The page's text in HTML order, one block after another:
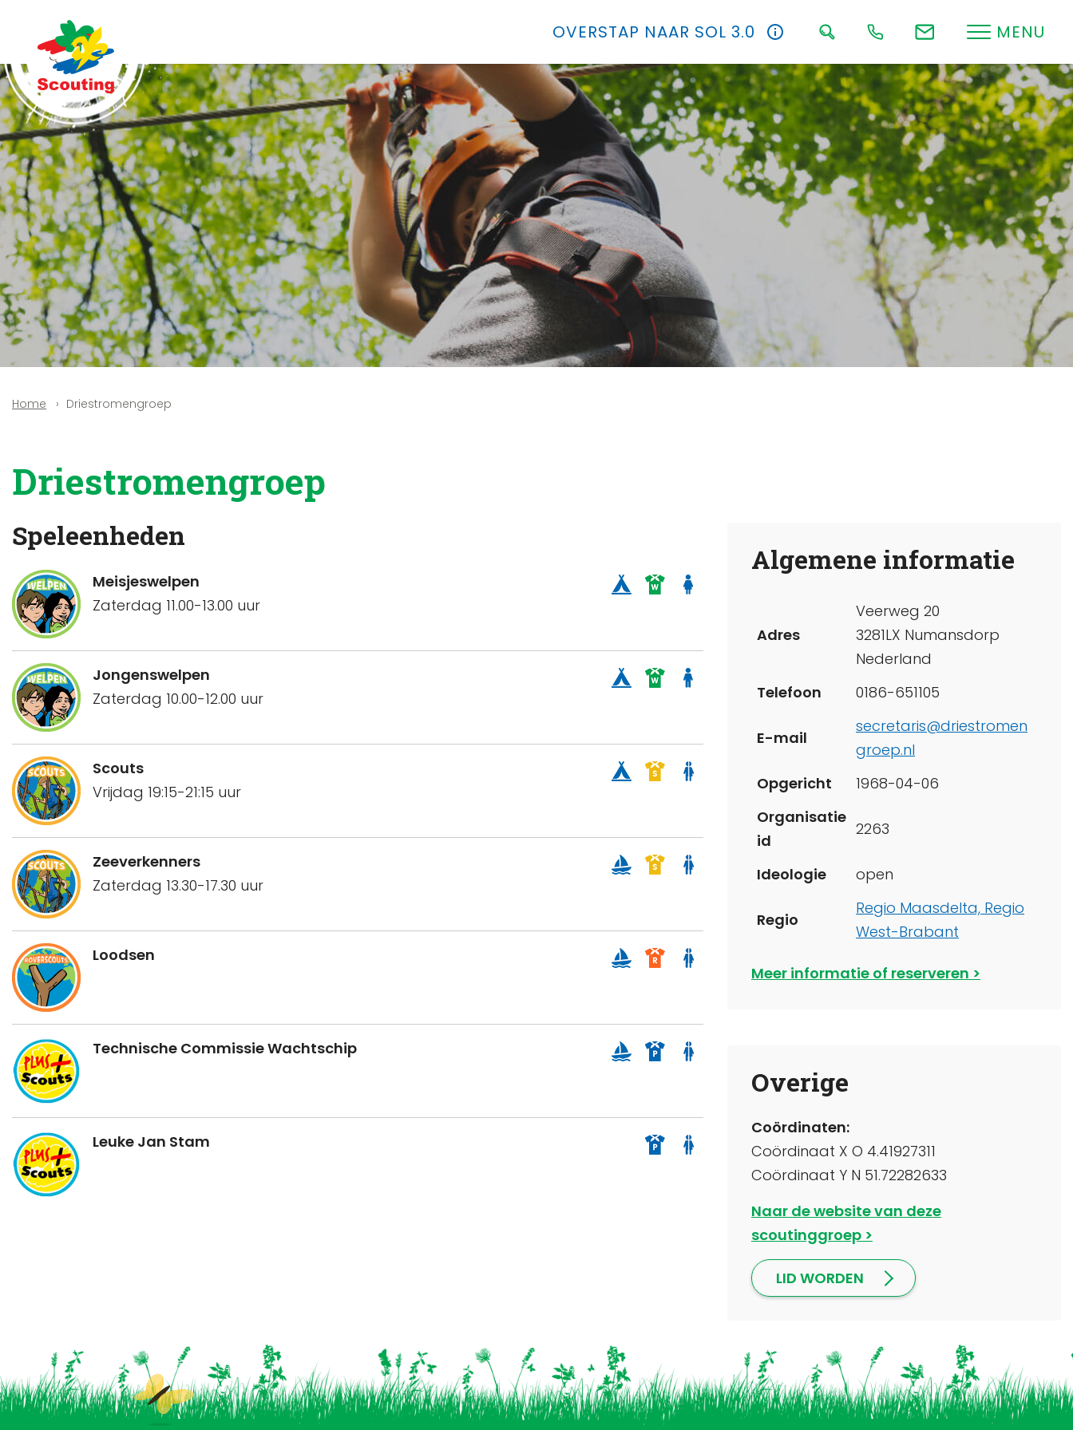
OVERSTAP NAAR SOL 3.0 MENU
Home Driestromengroep
Driestromengroep
Speleenheden
Meisjeswelpen
Zaterdag 11.00-13.00 uur
Jongenswelpen
Zaterdag 10.00-12.00 uur
Scouts
Vrijdag 19:15-21:15 uur
Zeeverkenners
Zaterdag 13.30-17.30 uur
Loodsen
Technische Commissie Wachtschip
Leuke Jan Stam
Algemene informatie
Adres
Veerweg 20
3281LX Numansdorp
Nederland
Telefoon
0186-651105
E-mail
secretaris@driestromen
groep.nl
Opgericht
1968-04-06
Organisatie
id
2263
Ideologie open
Regio
Regio Maasdelta, Regio
West-Brabant
Meer informatie of reserveren
Overige
Coördinaten:
Coördinaat X O 4.41927311
Coördinaat Y N 51.72282633
Naar de website van deze
scoutinggroep
LID WORDEN